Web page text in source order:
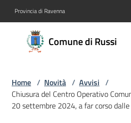
Provincia di Ravenna
Comune di Russi
Comune
di Russi
Amministrazione
Home / Novità / Avvisi /
Chiusura del Centro Operativo
20 settembre 2024, a far corso